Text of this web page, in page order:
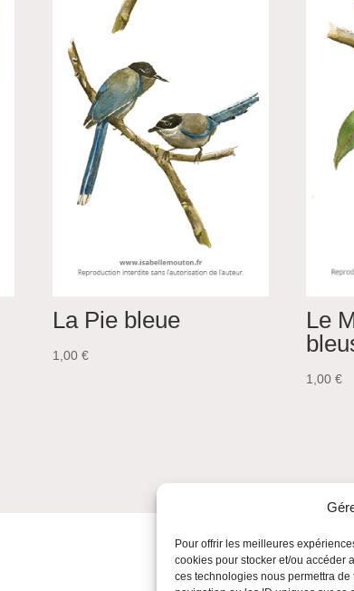
Pour offrir les meilleures
cookies pour stocker et/ou accéder
ces technologies nous permettra
La Pie bleue
1,00 €
Le
1,00 €